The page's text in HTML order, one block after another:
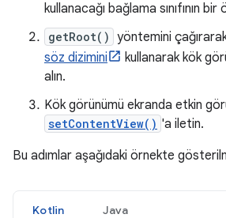
kullanacağı bağlama sınıfının
getRoot() yöntemini
söz dizimini
kullanarak kök
alın.
Kök görünümü ekranda etkin
setContentView() 'a iletin.
Bu adımlar aşağıdaki örnekte
Kotlin Java